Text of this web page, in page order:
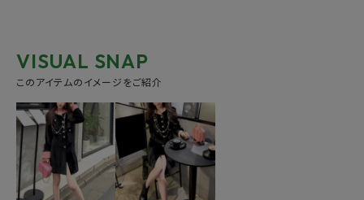
VISUAL SNAP
このアイテムのイメージをご紹介